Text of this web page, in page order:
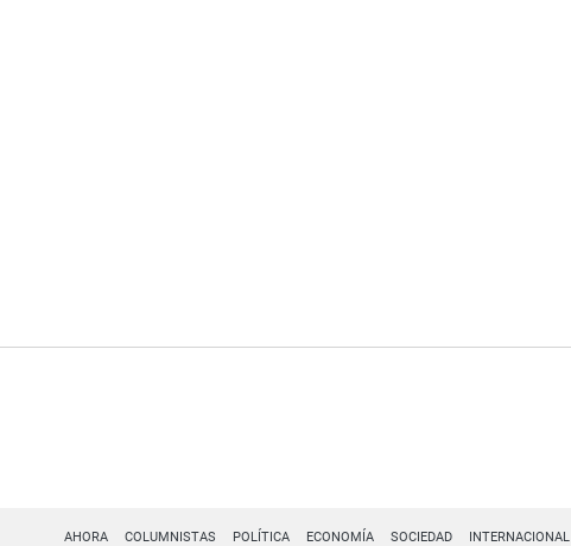
AHORA COLUMNISTAS POLÍTICA ECONOMÍA SOCIEDAD INTERNACIONAL